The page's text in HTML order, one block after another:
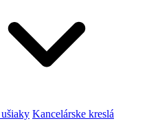
Kancelárske kreslá